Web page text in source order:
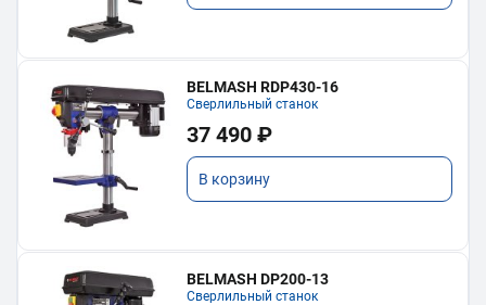
BELMASH RDP430-16
Сверлильный станок
37 490 ₽
В корзину
BELMASH DP200-13
Сверлильный станок